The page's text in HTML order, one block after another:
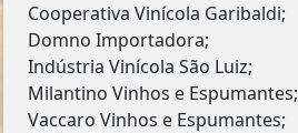
Cooperativa Vinícola Garibaldi;
Domno Importadora;
Indústria Vinícola São Luiz;
Milantino Vinhos e Espumantes;
Vaccaro Vinhos e Espumantes;